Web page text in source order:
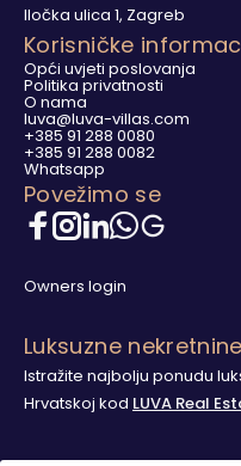
Iločka ulica 1, Zagreb
Korisničke
Opći uvjeti poslovanja
Politika privatnosti
O nama
luva@luva-villas.com
+385 91 288 0080
+385 91 288 0082
Whatsapp
Povežimo se
Owners login
Luksuzne
Istražite najbolju ponudu
Hrvatskoj kod LUVA Real